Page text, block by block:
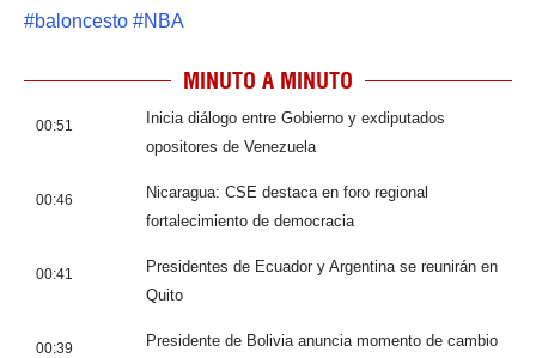
#baloncesto #NBA
MINUTO A MINUTO
00:51
Inicia diálogo entre Gobierno y exdiputados
opositores de Venezuela
00:46
Nicaragua: CSE destaca en foro regional
fortalecimiento de democracia
00:41
Presidentes de Ecuador y Argentina se reunirán en
Quito
00:39
Presidente de Bolivia anuncia momento de cambio